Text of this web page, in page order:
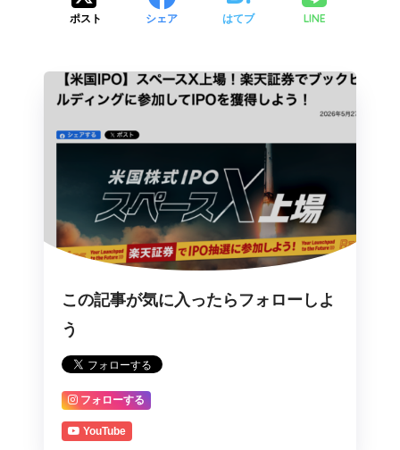
ポスト シェア はてブ LINE
この記事が気に入ったらフォローしよ
う
フォローする
YouTube